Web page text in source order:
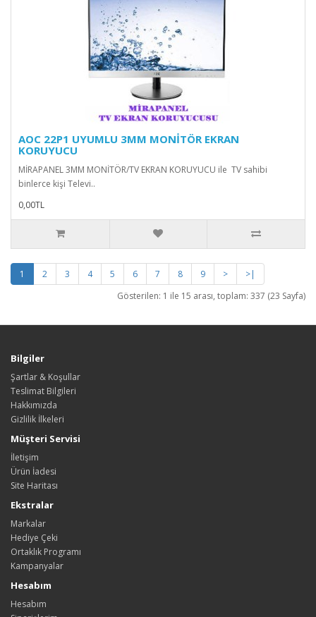
AOC 22P1 UYUMLU 3MM MONİTÖR EKRAN
KORUYUCU
MİRAPANEL 3MM MONİTÖR/TV EKRAN KORUYUCU ile TV sahibi
binlerce kişi Televi..
0,00TL
1 2 3 4 5 6 7 8 9 >
>|
Gösterilen: 1 ile 15 arası, toplam: 337 (23 Sayfa)
Bilgiler
Şartlar & Koşullar
Teslimat Bilgileri
Hakkımızda
Gizlilik İlkeleri
Müşteri Servisi
İletişim
Ürün İadesi
Site Haritası
Ekstralar
Markalar
Hediye Çeki
Ortaklık Programı
Kampanyalar
Hesabım
Hesabım